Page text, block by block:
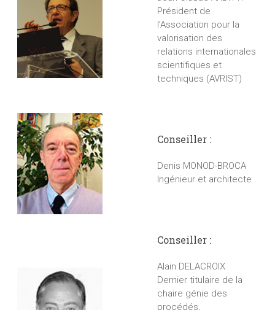
Président de
l’Association pour la
valorisation des
relations internationales
scientifiques et
techniques (AVRIST)
Conseiller :
Denis MONOD-BROCA
Ingénieur et architecte
Conseiller :
Alain DELACROIX
Dernier titulaire de la
chaire génie des
procédés,